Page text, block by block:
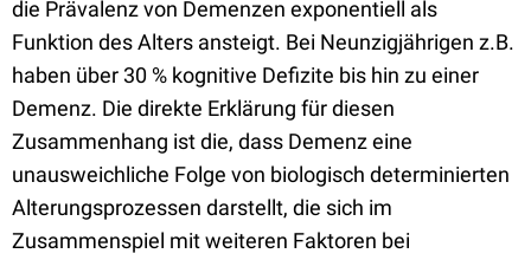
die Prävalenz von Demenzen exponentiell als
Funktion des Alters ansteigt. Bei Neunzigjährigen z.B.
haben über 30 % kognitive Defizite bis hin zu einer
Demenz. Die direkte Erklärung für diesen
Zusammenhang ist die, dass Demenz eine
unausweichliche Folge von biologisch determinierten
Alterungsprozessen darstellt, die sich im
Zusammenspiel mit weiteren Faktoren bei